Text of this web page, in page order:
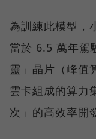
為訓練此模型，
當於 6.5 萬年駕
靈」晶片（峰值
雲卡組成的算力
次」的高效率開